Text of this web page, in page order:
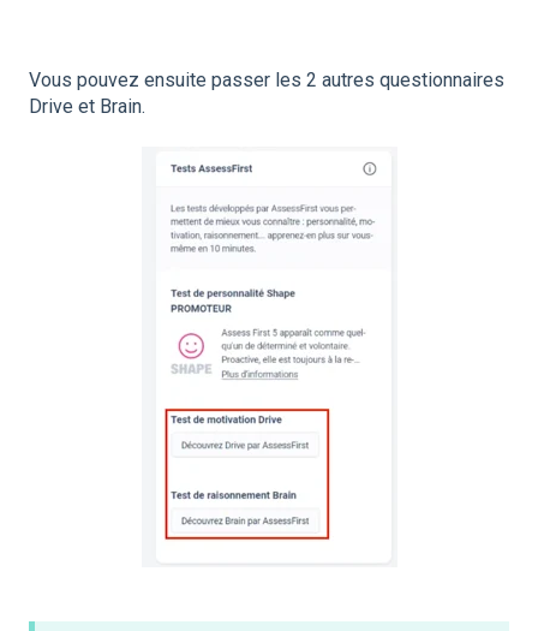
Vous pouvez ensuite passer les 2 autres questionnaires
Drive et Brain.